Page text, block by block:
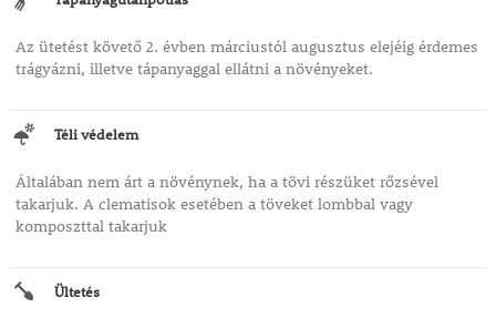
Az ütetést követő 2. évben márciustól augusztus elejéig érdemes
trágyázni, illetve tápanyaggal ellátni a növényeket.
Téli védelem
Általában nem árt a növénynek, ha a tövi részüket rőzsével
takarjuk. A clematisok esetében a töveket lombbal vagy
komposzttal takarjuk
Ültetés